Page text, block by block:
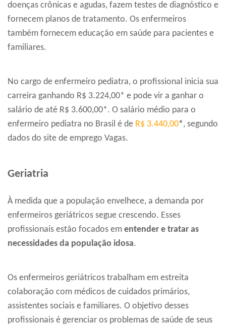
doenças crônicas e agudas, fazem testes de diagnóstico e
fornecem planos de tratamento. Os enfermeiros
também fornecem educação em saúde para pacientes e
familiares.
No cargo de enfermeiro pediatra, o profissional inicia sua
carreira ganhando R$ 3.224,00* e pode vir a ganhar o
salário de até R$ 3.600,00*. O salário médio para o
enfermeiro pediatra no Brasil é de R$ 3.440,00*, segundo
dados do site de emprego Vagas.
Geriatria
À medida que a população envelhece, a demanda por
enfermeiros geriátricos segue crescendo. Esses
profissionais estão focados em entender e tratar as
necessidades da população idosa.
Os enfermeiros geriátricos trabalham em estreita
colaboração com médicos de cuidados primários,
assistentes sociais e familiares. O objetivo desses
profissionais é gerenciar os problemas de saúde de seus